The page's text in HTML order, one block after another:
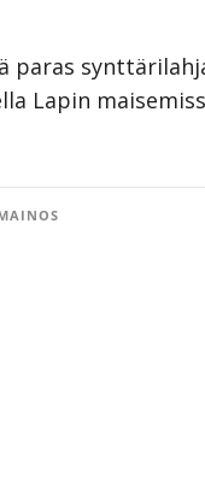
paras
Lapin